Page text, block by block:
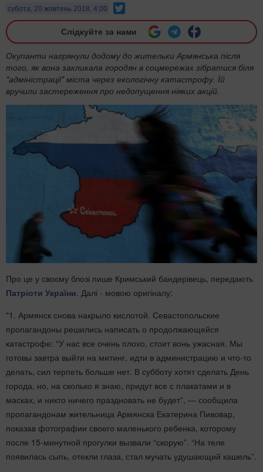
субота, 20 жовтень 2018, 4:00
Слідкуйте за нами
Окупанти нагрянули додому до жительки Армянська після
того, як вона закликала городян в соцмережах зібратися біля
"адміністрації" міста через екологічну катастрофу. Їй
вручили застереження про недопущення ніяких акцій.
Про це у своєму блозі пише Кримський бандерівець, передають
Патріоти України. Далі - мовою оригіналу:
"1. Армянск снова накрыло кислотой. Севастопольские
пропагандоны решились написать о продолжающейся
катастрофе: “У нас все очень плохо, стоит вонь ужасная. Мы
готовы завтра выйти на митинг, идти в администрацию и что-то
делать, сил терпеть больше нет. В субботу хотят сделать День
города, но, на сколько я знаю, придут все с плакатами и в
масках, и никто ничего праздновать не будет”, — сообщила
пропагандонам жительница Армянска Екатерина Пивовар,
показав фотографии своего маленького ребенка, которому
после 15-минутной прогулки вызвали “скорую”. “На теле
появилась сыпь, отекли глаза, стал мучать удушающий кашель”.